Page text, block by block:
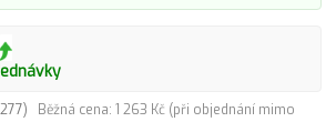
Běžná cena: 1 263 Kč (při objednání mimo